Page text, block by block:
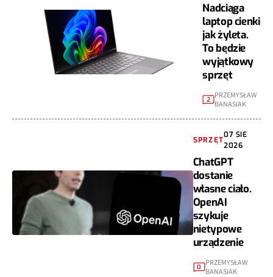
Nadciąga
laptop cienki
jak żyleta.
To będzie
wyjątkowy
sprzęt
2
PRZEMYSŁAW
BANASIAK
SPRZĘT
07 SIE
2026
ChatGPT
dostanie
własne ciało.
OpenAI
szykuje
nietypowe
urządzenie
0 PRZEMYSŁAW
BANASIAK